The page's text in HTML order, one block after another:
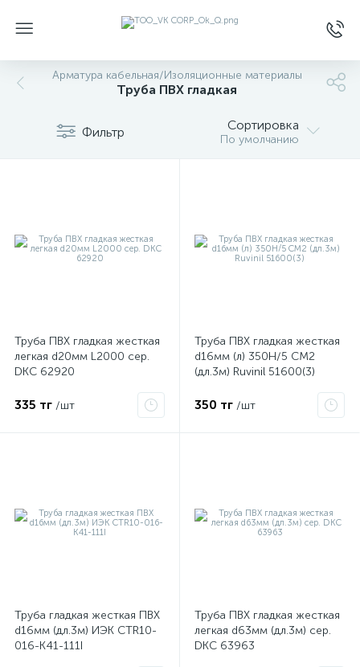
Арматура кабельная/Изоляционные материалы
Труба ПВХ гладкая
Фильтр Сортировка
По умолчанию
Труба ПВХ гладкая жесткая
легкая d20мм L2000 сер.
DKC 62920
335 тг /шт
Труба ПВХ гладкая жесткая
d16мм (л) 350Н/5 СМ2
(дл.3м) Ruvinil 51600(3)
350 тг /шт
Труба гладкая жесткая ПВХ
d16мм (дл.3м) ИЭК CTR10-
016-K41-111I
Труба ПВХ гладкая жесткая
легкая d63мм (дл.3м) сер.
DKC 63963